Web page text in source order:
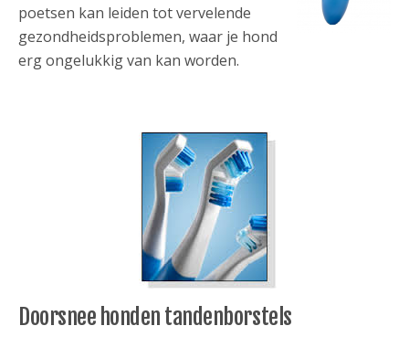
poetsen kan leiden tot vervelende
gezondheidsproblemen, waar je hond
erg ongelukkig van kan worden.
Doorsnee honden tandenborstels